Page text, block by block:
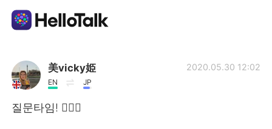
Aplicación de intercambio de idiomas
AI Grammar Checker
美vicky姫
EN JP
2020.05.30 12:02
질문타임! 👌🏻😊